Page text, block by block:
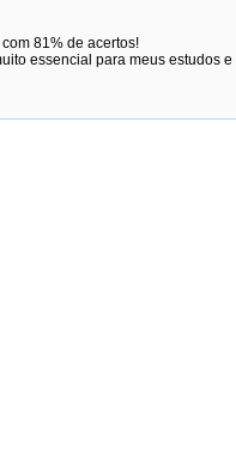
81% de acertos!
essencial para meus estudos